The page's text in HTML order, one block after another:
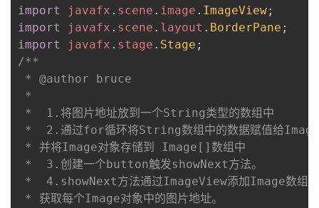
注
开
发
堂
的
Programs
我
的
import
javafx . scene . image . ImageView;
import
javafx . scene . layout . BorderPane ;
import
javafx . stage . Stage ;
/**
* @author bruce
*
*  1.将图片地址放到一个String类型的数组中
*  2.通过for循环将String数组中的数据赋值给
* 并将Image对象存储到 Image[]数组中
*  3.创建一个button触发showNext方法。
*  4.showNext方法通过ImageView添加Image数组的
* 获取每个Image对象中的图片地址。